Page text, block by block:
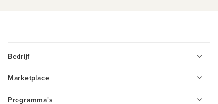
Bedrijf
Marketplace
Programma's